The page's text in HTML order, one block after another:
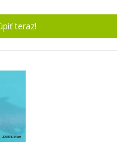
teraz!